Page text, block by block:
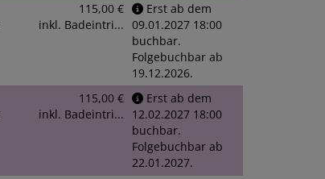
115,00 €
inkl. Badeintri...
Erst ab dem
09.01.2027 18:00
buchbar.
Folgebuchbar ab
19.12.2026.
115,00 €
inkl. Badeintri...
Erst ab dem
12.02.2027 18:00
buchbar.
Folgebuchbar ab
22.01.2027.